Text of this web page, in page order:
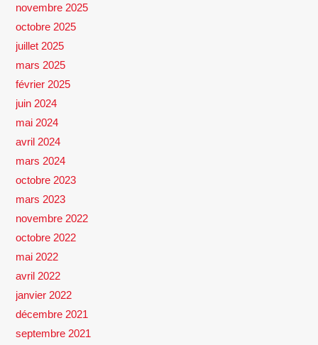
novembre 2025
octobre 2025
juillet 2025
mars 2025
février 2025
juin 2024
mai 2024
avril 2024
mars 2024
octobre 2023
mars 2023
novembre 2022
octobre 2022
mai 2022
avril 2022
janvier 2022
décembre 2021
septembre 2021